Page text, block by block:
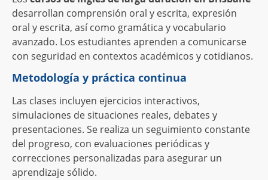
desarrollan comprensión oral y escrita, expresión
oral y escrita, así como gramática y vocabulario
avanzado. Los estudiantes aprenden a comunicarse
con seguridad en contextos académicos y cotidianos.
Metodología y práctica continua
Las clases incluyen ejercicios interactivos,
simulaciones de situaciones reales, debates y
presentaciones. Se realiza un seguimiento constante
del progreso, con evaluaciones periódicas y
correcciones personalizadas para asegurar un
aprendizaje sólido.